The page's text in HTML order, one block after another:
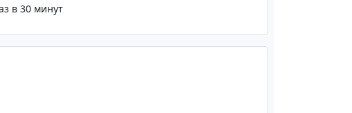
в 30 минут